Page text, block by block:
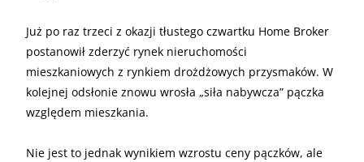
Już po raz trzeci z okazji tłustego czwartku Home Broker
postanowił zderzyć rynek nieruchomości
mieszkaniowych z rynkiem drożdżowych przysmaków. W
kolejnej odsłonie znowu wrosła „siła nabywcza” pączka
względem mieszkania.
Nie jest to jednak wynikiem wzrostu ceny pączków, ale